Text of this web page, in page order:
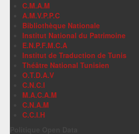
C.M.A.M
A.M.V.P.P.C
Bibliothèque Nationale
Institut National du Patrimoine
E.N.P.F.M.C.A
Institut de Traduction de Tunis
Théâtre National Tunisien
O.T.D.A.V
C.N.C.I
M.A.C.A.M
C.N.A.M
C.C.I.H